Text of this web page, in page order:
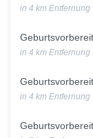
in 4 km Entfernung
in 4 km Entfernung
in 4 km Entfernung